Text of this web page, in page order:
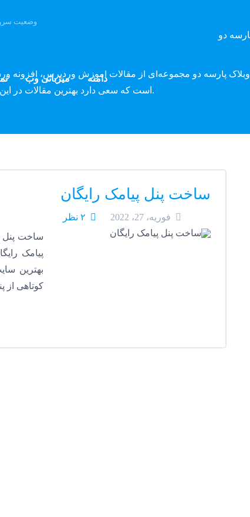
میزبانی وب دامنه
وضعیت
وبلاگ پارسه دو مجموعه‌ای از مقالات آموزش وردپرس، افزونه
است که سعی دارد بهترین مقالات در این زمینه ارائه دهد.
ساخت پنل پیامک رایگان
فوریه، 27، 2022
۲ نظر
ساخت پنل
پیامک
بهترین
کوتاهی از